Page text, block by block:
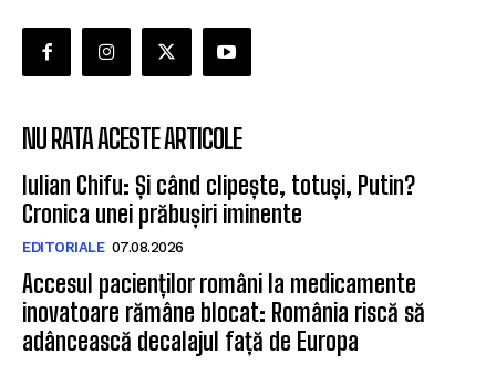
NU RATA ACESTE ARTICOLE
Iulian Chifu: Și când clipește, totuși, Putin?
Cronica unei prăbușiri iminente
EDITORIALE 07.08.2026
Accesul pacienților români la medicamente
inovatoare rămâne blocat: România riscă să
adâncească decalajul față de Europa